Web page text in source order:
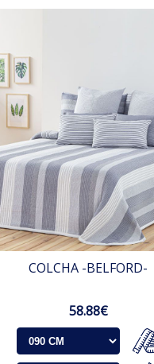
COLCHA -BELFORD-
58.88€